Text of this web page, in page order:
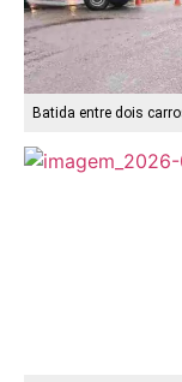
Batida entre dois